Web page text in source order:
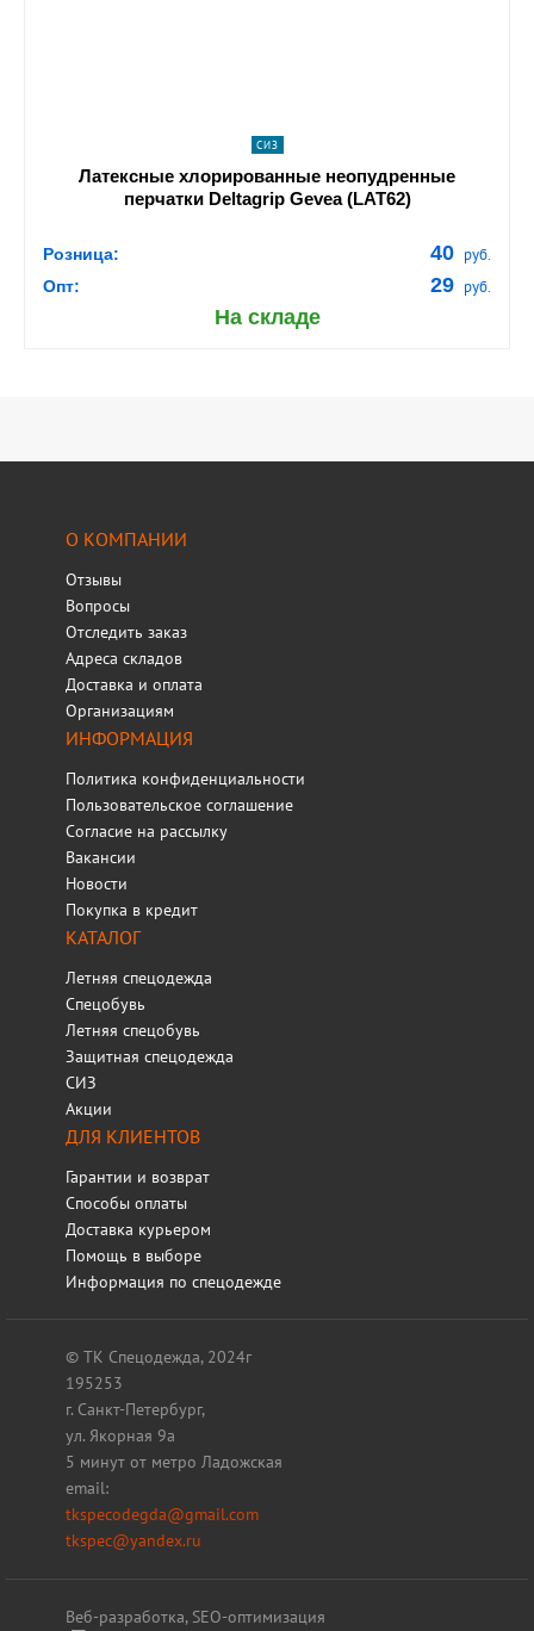
СИЗ
Латексные хлорированные неопудренные
перчатки Deltagrip Gevea (LAT62)
Розница: 40 руб.
Опт: 29 руб.
На складе
О КОМПАНИИ
Отзывы
Вопросы
Отследить заказ
Адреса складов
Доставка и оплата
Организациям
ИНФОРМАЦИЯ
Политика конфиденциальности
Пользовательское соглашение
Согласие на рассылку
Вакансии
Новости
Покупка в кредит
КАТАЛОГ
Летняя спецодежда
Спецобувь
Летняя спецобувь
Защитная спецодежда
СИЗ
Акции
ДЛЯ КЛИЕНТОВ
Гарантии и возврат
Способы оплаты
Доставка курьером
Помощь в выборе
Информация по спецодежде
© ТК Спецодежда, 2024г
195253
г. Санкт-Петербург,
ул. Якорная 9а
5 минут от метро Ладожская
email:
tkspecodegda@gmail.com
tkspec@yandex.ru
Веб-разработка, SEO-оптимизация